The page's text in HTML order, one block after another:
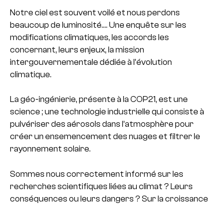
Notre ciel est souvent voilé et nous perdons
beaucoup de luminosité…. Une enquête sur les
modifications climatiques, les accords les
concernant, leurs enjeux, la mission
intergouvernementale dédiée à l’évolution
climatique.
La géo-ingénierie, présente à la COP21, est une
science ; une technologie industrielle qui consiste à
pulvériser des aérosols dans l’atmosphère pour
créer un ensemencement des nuages et filtrer le
rayonnement solaire.
Sommes nous correctement informé sur les
recherches scientifiques liées au climat ? Leurs
conséquences ou leurs dangers ? Sur la croissance